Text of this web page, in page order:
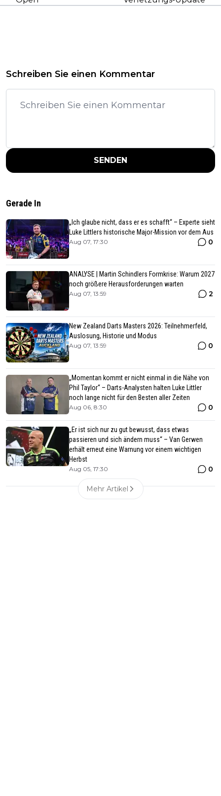
Schreiben Sie einen Kommentar
SENDEN
Gerade In
„Ich glaube nicht, dass er es schafft“ – Experte sieht
Luke Littlers historische Major-Mission vor dem Aus
Aug 07, 17:30 0
ANALYSE | Martin Schindlers Formkrise: Warum 2027
noch größere Herausforderungen warten
Aug 07, 13:59 2
New Zealand Darts Masters 2026: Teilnehmerfeld,
Auslosung, Historie und Modus
Aug 07, 13:59 0
„Momentan kommt er nicht einmal in die Nähe von
Phil Taylor“ – Darts-Analysten halten Luke Littler
noch lange nicht für den Besten aller Zeiten
Aug 06, 8:30 0
„Er ist sich nur zu gut bewusst, dass etwas
passieren und sich ändern muss“ – Van Gerwen
erhält erneut eine Warnung vor einem wichtigen
Herbst
Aug 05, 17:30 0
Mehr Artikel